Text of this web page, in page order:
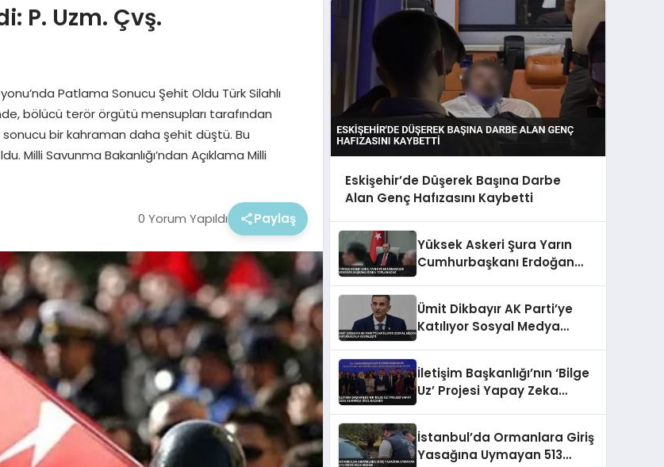
P. Uzm. Çvş.
Patlama Sonucu Şehit Oldu Türk Silahlı
bölücü terör örgütü mensupları tarafından
sonucu bir kahraman daha şehit düştü. Bu
Milli Savunma Bakanlığı’ndan Açıklama Milli
0 Yorum Yapıldı Paylaş
Eskişehir’de Düşerek Başına Darbe
Alan Genç Hafızasını Kaybetti
Yüksek Askeri Şura Yarın
Cumhurbaşkanı Erdoğan
Ümit Dikbayır AK Parti’ye
Katılıyor Sosyal Medya
İletişim Başkanlığı’nın ‘Bilge
Uz’ Projesi Yapay Zeka
İstanbul’da Ormanlara Giriş
Yasağına Uymayan 513